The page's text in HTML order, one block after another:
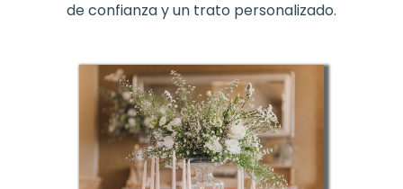
de confianza y un trato personalizado.